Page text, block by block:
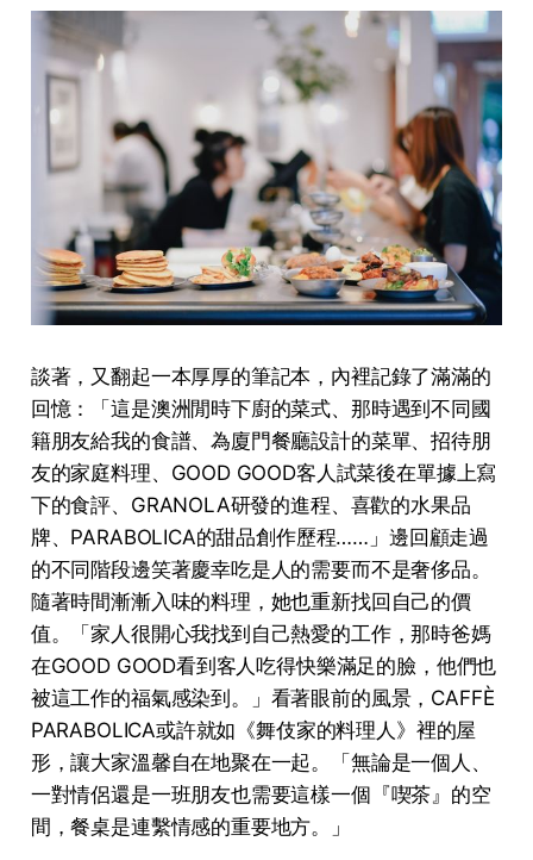
談著，又翻起一本厚厚的筆記本，內裡記錄了滿滿的
回憶：「這是澳洲閒時下廚的菜式、那時遇到不同國
籍朋友給我的⾷譜、為廈⾨餐廳設計的菜單、招待朋
友的家庭料理、GOOD GOOD客⼈試菜後在單據上寫
下的⾷評、GRANOLA研發的進程、喜歡的⽔果品
牌、PARABOLICA的甜品創作歷程……」邊回顧走過
的不同階段邊笑著慶幸吃是人的需要而不是奢侈品。
隨著時間漸漸入味的料理，她也重新找回自己的價
值。「家⼈很開⼼我找到⾃⼰熱愛的⼯作，那時爸媽
在GOOD GOOD看到客⼈吃得快樂滿⾜的臉，他們也
被這⼯作的福氣感染到。」看著眼前的風景，CAFFÈ
PARABOLICA或許就如《舞伎家的料理人》裡的屋
形，讓大家溫馨自在地聚在一起。「無論是一個人、
一對情侶還是一班朋友也需要這樣一個『喫茶』的空
間，餐桌是連繫情感的重要地方。」